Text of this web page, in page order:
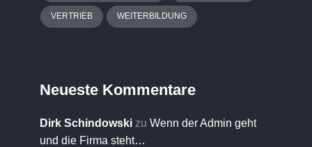
VERTRIEB WEITERBILDUNG
Neueste Kommentare
Dirk Schindowski zu Wenn der Admin geht
und die Firma steht…